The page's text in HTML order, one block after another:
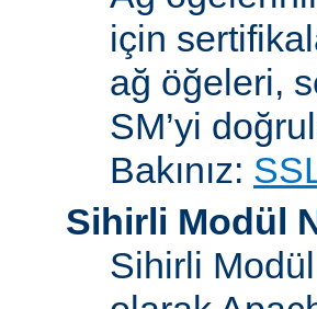
için
ağ öğeleri,
SM’yi
Bakınız:
Sihirli Modül
Sihirli